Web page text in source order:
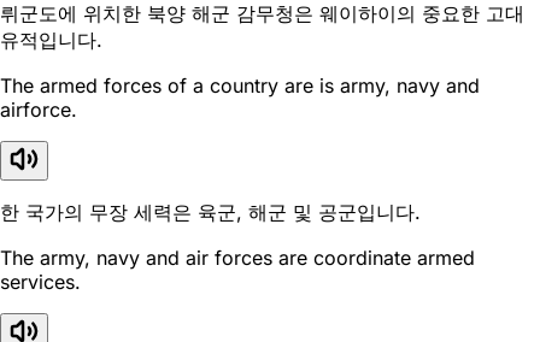
뤼군도에 위치한 북양 해군 감무청은 웨이하이의 중요한 고대
유적입니다.
The armed forces of a country are is army, navy and
airforce.
한 국가의 무장 세력은 육군, 해군 및 공군입니다.
The army, navy and air forces are coordinate armed
services.